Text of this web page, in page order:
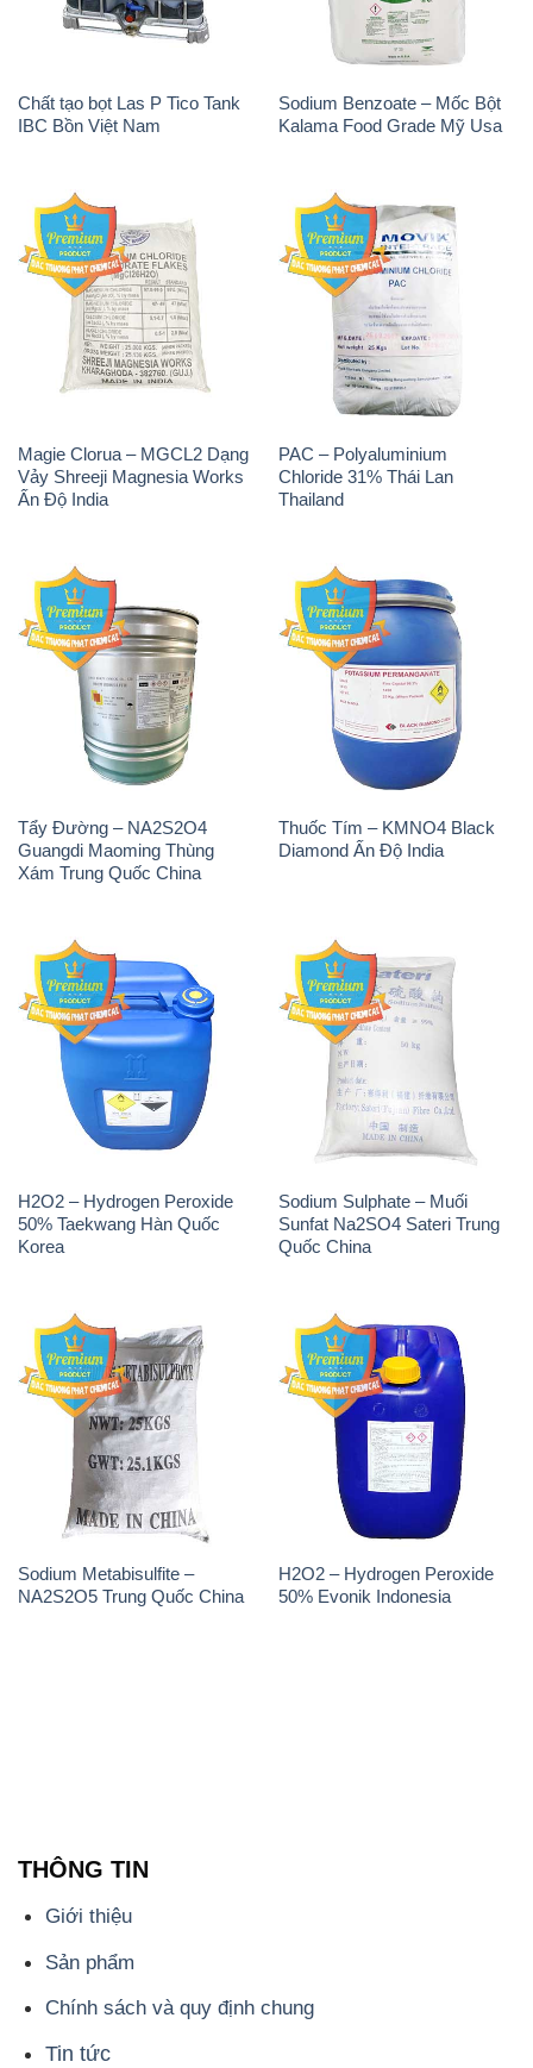
Chất tạo bọt Las P Tico Tank
IBC Bồn Việt Nam
Sodium Benzoate – Mốc Bột
Kalama Food Grade Mỹ Usa
Magie Clorua – MGCL2 Dạng
Vảy Shreeji Magnesia Works
Ấn Độ India
PAC – Polyaluminium
Chloride 31% Thái Lan
Thailand
Tẩy Đường – NA2S2O4
Guangdi Maoming Thùng
Xám Trung Quốc China
Thuốc Tím – KMNO4 Black
Diamond Ấn Độ India
H2O2 – Hydrogen Peroxide
50% Taekwang Hàn Quốc
Korea
Sodium Sulphate – Muối
Sunfat Na2SO4 Sateri Trung
Quốc China
Sodium Metabisulfite –
NA2S2O5 Trung Quốc China
H2O2 – Hydrogen Peroxide
50% Evonik Indonesia
THÔNG TIN
Giới thiệu
Sản phẩm
Chính sách và quy định chung
Tin tức